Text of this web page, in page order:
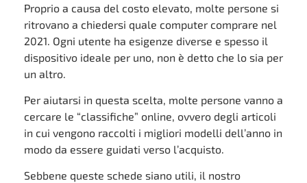
Proprio a causa del costo elevato, molte persone si
ritrovano a chiedersi quale computer comprare nel
2021. Ogni utente ha esigenze diverse e spesso il
dispositivo ideale per uno, non è detto che lo sia per
un altro.
Per aiutarsi in questa scelta, molte persone vanno a
cercare le “classifiche” online, ovvero degli articoli
in cui vengono raccolti i migliori modelli dell’anno in
modo da essere guidati verso l’acquisto.
Sebbene queste schede siano utili, il nostro